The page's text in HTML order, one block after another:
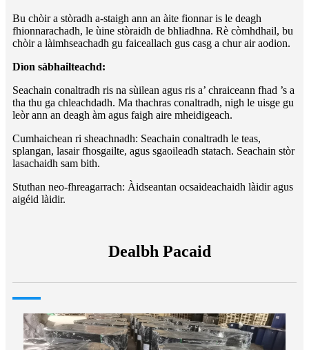
Bu chòir a stòradh a-staigh ann an àite fionnar is le deagh
fhionnarachadh, le ùine stòraidh de bhliadhna. Rè còmhdhail, bu
chòir a làimhseachadh gu faiceallach gus casg a chur air aodion.
Dìon sàbhailteachd:
Seachain conaltradh ris na sùilean agus ris a’ chraiceann fhad ’s a
tha thu ga chleachdadh. Ma thachras conaltradh, nigh le uisge gu
leòr ann an deagh àm agus faigh aire mheidigeach.
Cumhaichean ri sheachnadh: Seachain conaltradh le teas,
splangan, lasair fhosgailte, agus sgaoileadh statach. Seachain stòr
lasachaidh sam bith.
Stuthan neo-fhreagarrach: Àidseantan ocsaideachaidh làidir agus
aigéid làidir.
Dealbh Pacaid